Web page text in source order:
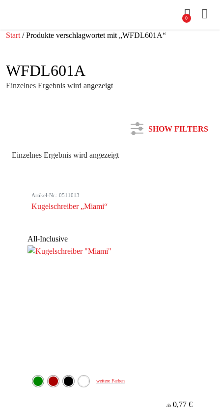
0
Start / Produkte verschlagwortet mit „WFDL601A“
WFDL601A
Einzelnes Ergebnis wird angezeigt
SHOW FILTERS
Farbe
Einzelnes Ergebnis wird angezeigt
Artikel-Nr.: 0511013
Kugelschreiber „Miami“
All-Inclusive
weitere Farben
ab 0,77 €